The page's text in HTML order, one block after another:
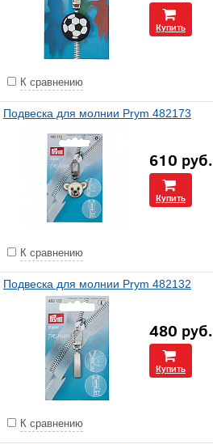
Купить
К сравнению
Подвеска для молнии Prym 482173
610 руб.
Купить
К сравнению
Подвеска для молнии Prym 482132
480 руб.
Купить
К сравнению